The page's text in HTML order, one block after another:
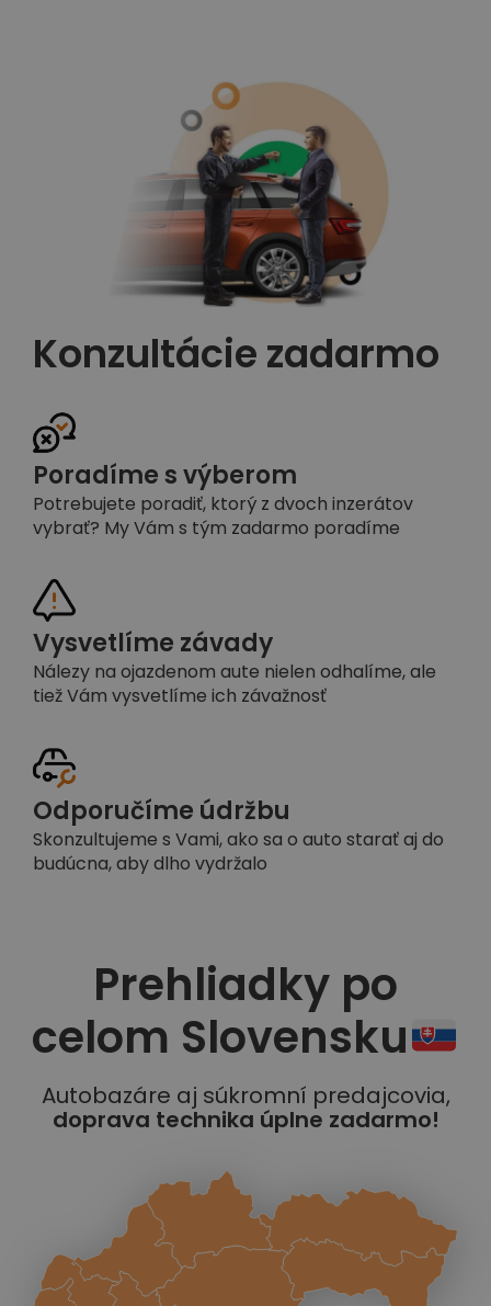
Konzultácie zadarmo
Poradíme s výberom
Potrebujete poradiť, ktorý z dvoch inzerátov
vybrať? My Vám s tým zadarmo poradíme
Vysvetlíme závady
Nálezy na ojazdenom aute nielen odhalíme, ale
tiež Vám vysvetlíme ich závažnosť
Odporučíme údržbu
Skonzultujeme s Vami, ako sa o auto starať aj do
budúcna, aby dlho vydržalo
Prehliadky po
celom Slovensku
Autobazáre aj súkromní predajcovia,
doprava technika úplne zadarmo!